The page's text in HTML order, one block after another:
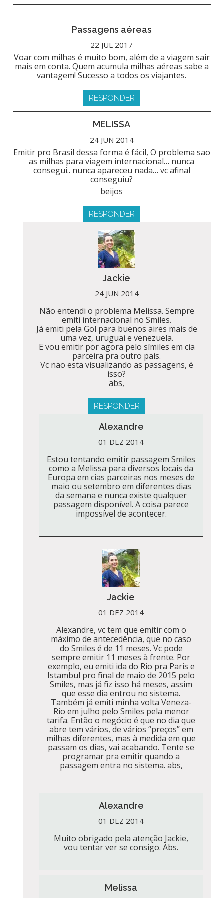
Passagens aéreas
22 JUL 2017
Voar com milhas é muito bom, além de a viagem sair
mais em conta. Quem acumula milhas aéreas sabe a
vantagem! Sucesso a todos os viajantes.
RESPONDER
MELISSA
24 JUN 2014
Emitir pro Brasil dessa forma é fácil, O problema sao
as milhas para viagem internacional… nunca
consegui.. nunca apareceu nada… vc afinal
conseguiu?
beijos
RESPONDER
Jackie
24 JUN 2014
Não entendi o problema Melissa. Sempre
emiti internacional no Smiles.
Já emiti pela Gol para buenos aires mais de
uma vez, uruguai e venezuela.
E vou emitir por agora pelo símiles em cia
parceira pra outro país.
Vc nao esta visualizando as passagens, é
isso?
abs,
RESPONDER
Alexandre
01 DEZ 2014
Estou tentando emitir passagem Smiles
como a Melissa para diversos locais da
Europa em cias parceiras nos meses de
maio ou setembro em diferentes dias
da semana e nunca existe qualquer
passagem disponível. A coisa parece
impossível de acontecer.
Jackie
01 DEZ 2014
Alexandre, vc tem que emitir com o
máximo de antecedência, que no caso
do Smiles é de 11 meses. Vc pode
sempre emitir 11 meses à frente. Por
exemplo, eu emiti ida do Rio pra Paris e
Istambul pro final de maio de 2015 pelo
Smiles, mas já fiz isso há meses, assim
que esse dia entrou no sistema.
Também já emiti minha volta Veneza-
Rio em julho pelo Smiles pela menor
tarifa. Então o negócio é que no dia que
abre tem vários, de vários “preços” em
milhas diferentes, mas à medida em que
passam os dias, vai acabando. Tente se
programar pra emitir quando a
passagem entra no sistema. abs,
Alexandre
01 DEZ 2014
Muito obrigado pela atenção Jackie,
vou tentar ver se consigo. Abs.
Melissa